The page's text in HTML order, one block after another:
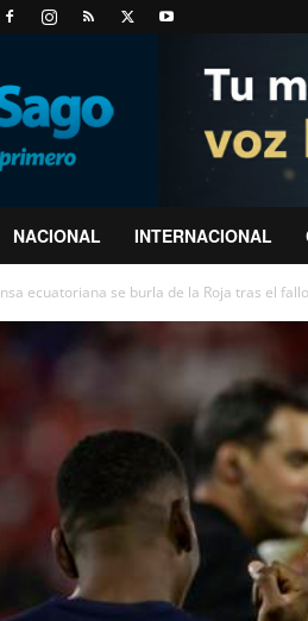
NACIONAL INTERNACIONAL
ecuatoriana se burla de la Roja tras el